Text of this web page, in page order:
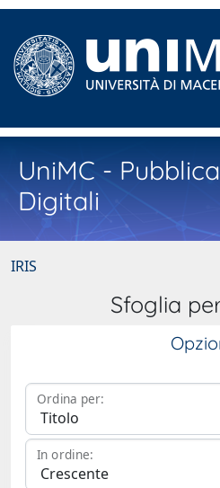
UniMC -
Digitali
IRIS
Sfoglia
Ordina per:
In ordine: